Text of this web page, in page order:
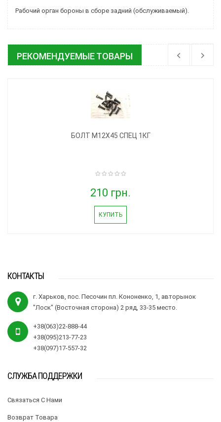
Рабочий орган бороны в сборе задний (обслуживаемый).
РЕКОМЕНДУЕМЫЕ ТОВАРЫ
БОЛТ М12Х45 СПЕЦ 1КГ
210 грн.
КУПИТЬ
КОНТАКТЫ
г. Харьков, пос. Песочин пл. Кононенко, 1, авторынок
"Лоск" (Восточная сторона) 2 ряд, 33-35 место.
+38(063)22-888-44
+38(095)213-77-23
+38(097)17-557-32
СЛУЖБА ПОДДЕРЖКИ
Связаться С Нами
Возврат Товара